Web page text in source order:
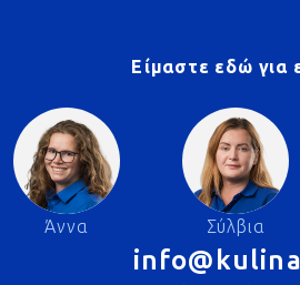
Είμαστε εδώ για
Άννα Σύλβια